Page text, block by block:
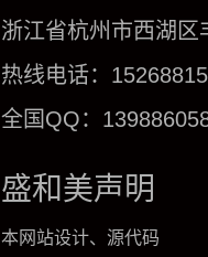
浙江省杭州市西湖
热线电话：
全国QQ：
盛和美声明
本网站设计、源代码